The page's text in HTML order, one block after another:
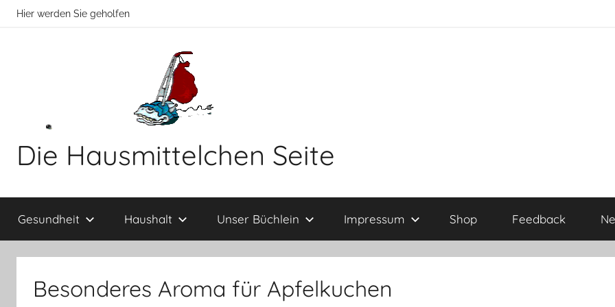
ZumHier werden Sie geholfen
Die Hausmittelchen Seite
werden
Sie
Gesundheit Haushalt Unser Büchlein Impressum Shop Feedback
Besonderes Aroma für Apfelkuchen